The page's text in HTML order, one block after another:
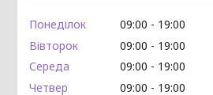
Понеділок 09:00
19:00
Вівторок
09:00
19:00
Середа
09:00
19:00
Четвер
09:00
19:00